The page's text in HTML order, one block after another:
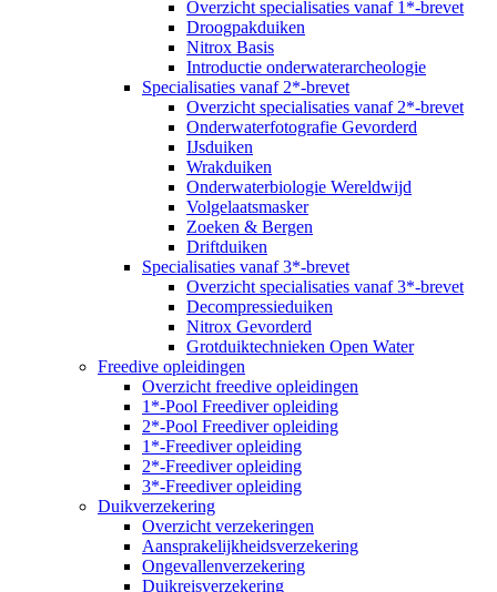
Overzicht specialisaties vanaf 1*-brevet
Droogpakduiken
Nitrox Basis
Introductie onderwaterarcheologie
Specialisaties vanaf 2*-brevet
Overzicht specialisaties vanaf 2*-brevet
Onderwaterfotografie Gevorderd
IJsduiken
Wrakduiken
Onderwaterbiologie Wereldwijd
Volgelaatsmasker
Zoeken & Bergen
Driftduiken
Specialisaties vanaf 3*-brevet
Overzicht specialisaties vanaf 3*-brevet
Decompressieduiken
Nitrox Gevorderd
Grotduiktechnieken Open Water
Freedive opleidingen
Overzicht freedive opleidingen
1*-Pool Freediver opleiding
2*-Pool Freediver opleiding
1*-Freediver opleiding
2*-Freediver opleiding
3*-Freediver opleiding
Duikverzekering
Overzicht verzekeringen
Aansprakelijkheidsverzekering
Ongevallenverzekering
Duikreisverzekering